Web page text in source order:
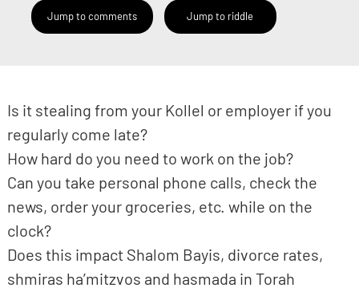
Jump to comments Jump to riddle
Is it stealing from your Kollel or employer if you
regularly come late?
How hard do you need to work on the job?
Can you take personal phone calls, check the
news, order your groceries, etc. while on the
clock?
Does this impact Shalom Bayis, divorce rates,
shmiras ha’mitzvos and hasmada in Torah